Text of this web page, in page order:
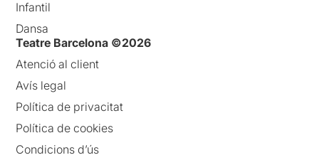
Infantil
Dansa
Teatre Barcelona ©2026
Atenció al client
Avís legal
Política de privacitat
Política de cookies
Condicions d’ús